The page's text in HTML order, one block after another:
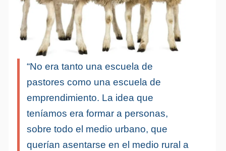
“No era tanto una escuela de
pastores como una escuela de
emprendimiento. La idea que
teníamos era formar a personas,
sobre todo el medio urbano, que
querían asentarse en el medio rural a